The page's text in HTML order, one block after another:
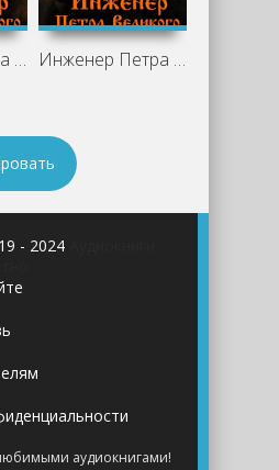
Инженер Петра Великого 5 - Виктор Гросов Инженер Петра Великого 4 - Виктор Гросов
- 2024
аудиокнигами!